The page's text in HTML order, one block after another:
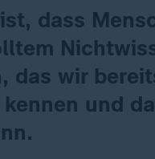
dass
das wir
und